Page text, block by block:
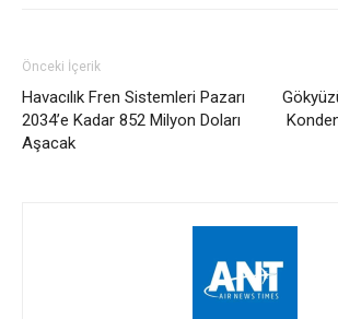
Önceki İçerik
Havacılık Fren Sistemleri Pazarı
2034’e Kadar 852 Milyon Doları
Aşacak